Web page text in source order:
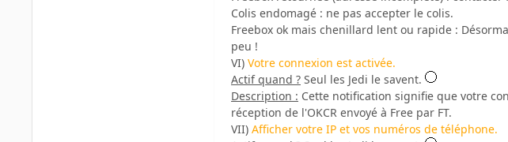
Colis endomagé : ne pas accepter le colis.
Freebox ok mais chenillard lent ou rapide :
peu !
VI) Votre connexion est activée.
Actif quand ? Seul les Jedi le savent.
Description : Cette notification signifie que votre
réception de l'OKCR envoyé à Free par FT.
VII) Afficher votre IP et vos numéros de téléphone.